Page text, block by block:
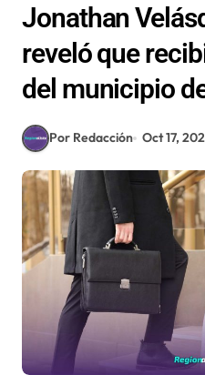
Jonathan
reveló que
del municipio
Por Redacción Oct 17,